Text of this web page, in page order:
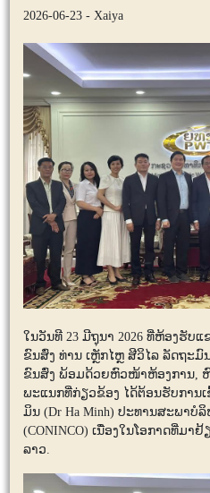
2026-06-23 - Xaiya
ໃນວັນທີ 23 ມີຖຸນາ 2026 ທີ່ຫ້ອງຮັບ
ຂົນສົ່ງ ທ່ານ ເຫຼັກໄຫຼ ສີວິໄລ ລັດຖະມົ
ຂົນສົ່ງ ພ້ອມດ້ວຍຫົວໜ້າຫ້ອງການ,
ພະແນກທີ່ກ່ຽວຂ້ອງ ໄດ້ຕ້ອນຮັບການ
ມິນ (Dr Ha Minh) ປະທານສະພາບໍ
(CONINCO) ເນື່ອງໃນໂອກາດທີ່ມ
ລາວ.